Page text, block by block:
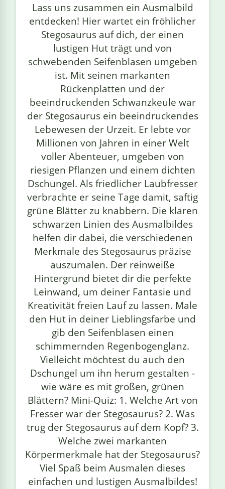
Lass uns zusammen ein Ausmalbild
entdecken! Hier wartet ein fröhlicher
Stegosaurus auf dich, der einen
lustigen Hut trägt und von
schwebenden Seifenblasen umgeben
ist. Mit seinen markanten
Rückenplatten und der
beeindruckenden Schwanzkeule war
der Stegosaurus ein beeindruckendes
Lebewesen der Urzeit. Er lebte vor
Millionen von Jahren in einer Welt
voller Abenteuer, umgeben von
riesigen Pflanzen und einem dichten
Dschungel. Als friedlicher Laubfresser
verbrachte er seine Tage damit, saftig
grüne Blätter zu knabbern. Die klaren
schwarzen Linien des Ausmalbildes
helfen dir dabei, die verschiedenen
Merkmale des Stegosaurus präzise
auszumalen. Der reinweiße
Hintergrund bietet dir die perfekte
Leinwand, um deiner Fantasie und
Kreativität freien Lauf zu lassen. Male
den Hut in deiner Lieblingsfarbe und
gib den Seifenblasen einen
schimmernden Regenbogenglanz.
Vielleicht möchtest du auch den
Dschungel um ihn herum gestalten -
wie wäre es mit großen, grünen
Blättern? Mini-Quiz: 1. Welche Art von
Fresser war der Stegosaurus? 2. Was
trug der Stegosaurus auf dem Kopf? 3.
Welche zwei markanten
Körpermerkmale hat der Stegosaurus?
Viel Spaß beim Ausmalen dieses
einfachen und lustigen Ausmalbildes!